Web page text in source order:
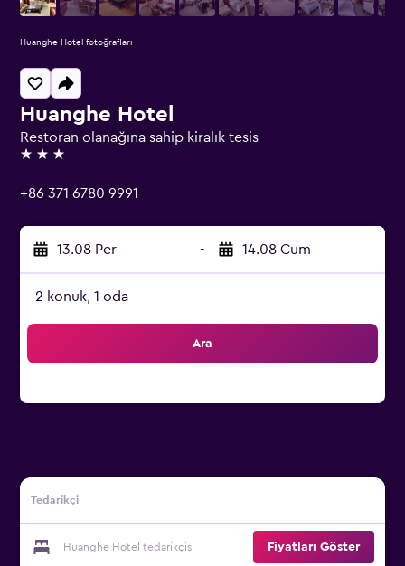
Huanghe Hotel
Restoran olanağına sahip kiralık tesis
3 yıldız
+86 371 6780 9991
13.08 Per - 14.08 Cum
2 konuk, 1 oda
Ara
Tedarikçi
Huanghe Hotel tedarikçisi Fiyatları Göster
Huanghe Hotel fotoğrafları